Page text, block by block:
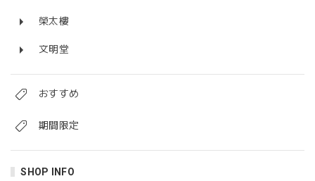
榮太樓
文明堂
おすすめ
期間限定
SHOP INFO